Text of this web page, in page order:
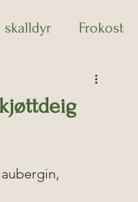
skalldyr Frokost
Lunsj